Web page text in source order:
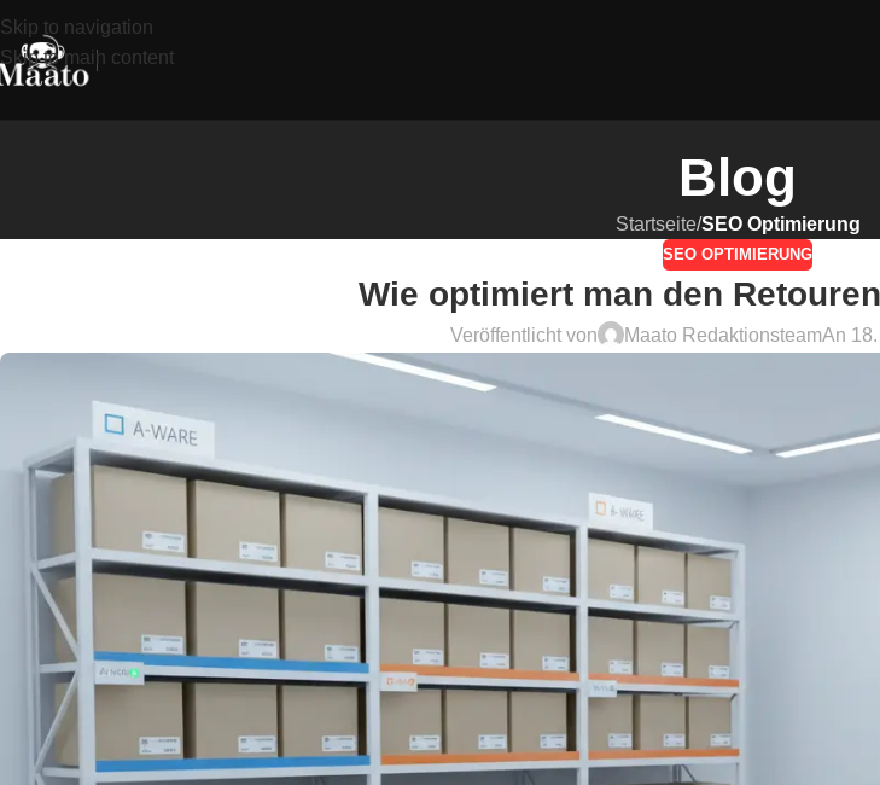
Skip to navigation
Skip to main content
Blog
Startseite/SEO Optimierung
SEO OPTIMIERUNG
Wie optimiert man den
Veröffentlicht von Maato RedaktionsteamAn